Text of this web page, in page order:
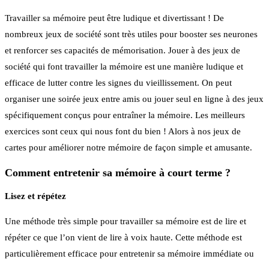
Travailler sa mémoire peut être ludique et divertissant ! De
nombreux jeux de société sont très utiles pour booster ses neurones
et renforcer ses capacités de mémorisation. Jouer à des jeux de
société qui font travailler la mémoire est une manière ludique et
efficace de lutter contre les signes du vieillissement. On peut
organiser une soirée jeux entre amis ou jouer seul en ligne à des jeux
spécifiquement conçus pour entraîner la mémoire. Les meilleurs
exercices sont ceux qui nous font du bien ! Alors à nos jeux de
cartes pour améliorer notre mémoire de façon simple et amusante.
Comment entretenir sa mémoire à court terme ?
Lisez et répétez
Une méthode très simple pour travailler sa mémoire est de lire et
répéter ce que l’on vient de lire à voix haute. Cette méthode est
particulièrement efficace pour entretenir sa mémoire immédiate ou